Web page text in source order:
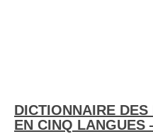
DICTIONNAIRE
EN CINQ